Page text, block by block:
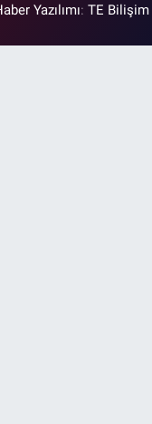
Yazılımı:TE Bilişim